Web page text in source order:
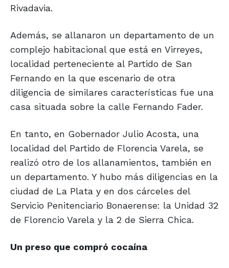
Rivadavia.
Además, se allanaron un departamento de un
complejo habitacional que está en Virreyes,
localidad perteneciente al Partido de San
Fernando en la que escenario de otra
diligencia de similares características fue una
casa situada sobre la calle Fernando Fader.
En tanto, en Gobernador Julio Acosta, una
localidad del Partido de Florencia Varela, se
realizó otro de los allanamientos, también en
un departamento. Y hubo más diligencias en la
ciudad de La Plata y en dos cárceles del
Servicio Penitenciario Bonaerense: la Unidad 32
de Florencio Varela y la 2 de Sierra Chica.
Un preso que compró cocaína